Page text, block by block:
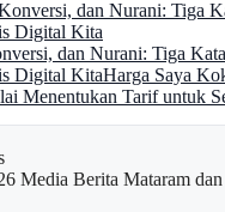
dan Nurani: Tiga
Digital KitaHarga Saya
Menentukan Tarif untuk
Media Berita Mataram